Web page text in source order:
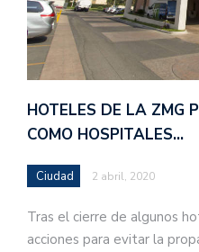
HOTELES DE LA ZMG
COMO HOSPITALES…
Ciudad 2 abril, 2020
Tras el cierre de algunos
acciones para evitar la